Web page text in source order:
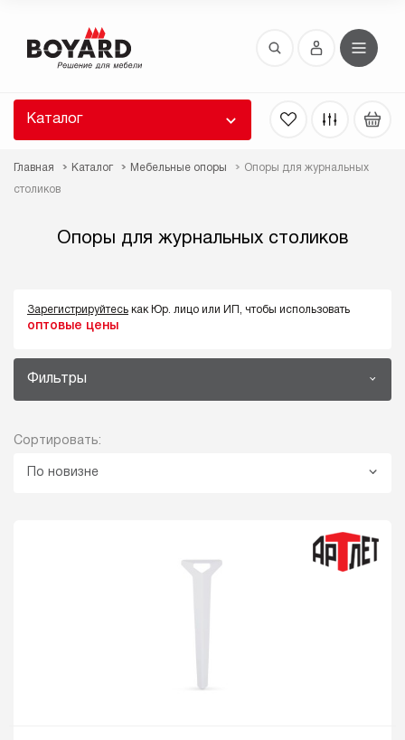
Каталог
Главная Каталог Мебельные опоры Опоры для журнальных
столиков
Опоры для журнальных столиков
Зарегистрируйтесь как Юр. лицо или ИП, чтобы использовать
оптовые цены
Фильтры
Сортировать:
По новизне
Восстановление пароля
высланы вам по E-Mail.
ссылку для восстановления
Выслать